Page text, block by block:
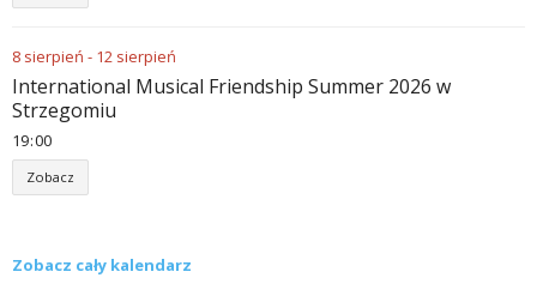
8 sierpień - 12 sierpień
International Musical Friendship Summer 2026 w
Strzegomiu
19 00
Zobacz
Zobacz cały kalendarz